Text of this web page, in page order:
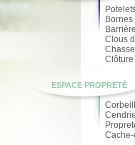
Bornes
Clous
Clôture
ESPACE PROPRETÉ